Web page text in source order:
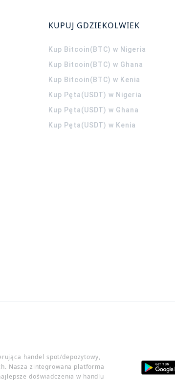
KUPUJ GDZIEKOLWIEK
Kup Bitcoin(BTC) w Nigeria
Kup Bitcoin(BTC) w Ghana
Kup Bitcoin(BTC) w Kenia
Kup Pęta(USDT) w Nigeria
Kup Pęta(USDT) w Ghana
Kup Pęta(USDT) w Kenia
handel spot/depozytowy,
Nasza zintegrowana platforma
doświadczenia w handlu